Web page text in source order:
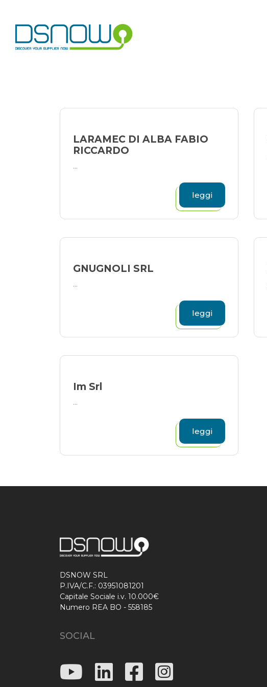
content
LARAMEC DI ALBA FABIO
RICCARDO
...
leggi
GNUGNOLI SRL
...
leggi
Im Srl
...
leggi
DSNOW SRL
P.IVA/C.F.: 03951081201
Capitale Sociale i.v. 10.000€
Numero REA BO - 558185
SOCIAL